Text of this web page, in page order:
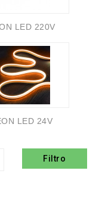
LED 220V
LED 24V
Filtro